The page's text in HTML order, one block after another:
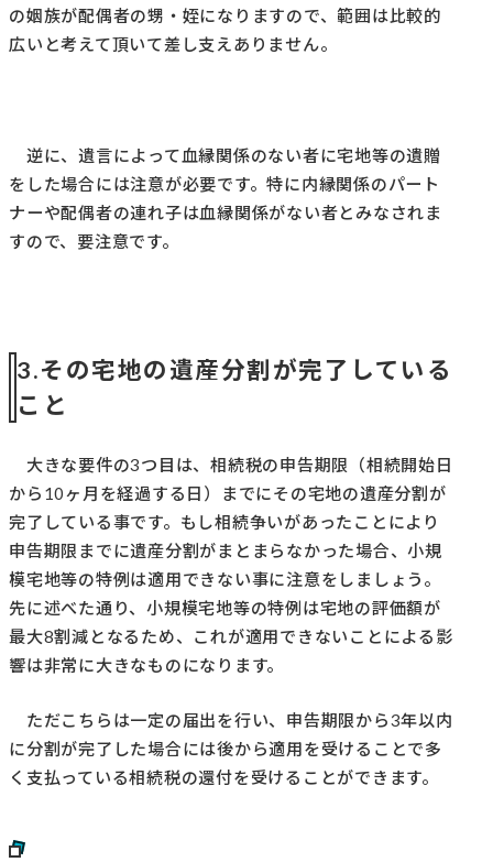
の姻族が配偶者の甥・姪になりますので、範囲は比較的
広いと考えて頂いて差し支えありません。
逆に、遺言によって血縁関係のない者に宅地等の遺贈
をした場合には注意が必要です。特に内縁関係のパート
ナーや配偶者の連れ子は血縁関係がない者とみなされま
すので、要注意です。
3.その宅地の遺産分割が完了している
こと
大きな要件の3つ目は、相続税の申告期限（相続開始日
から10ヶ月を経過する日）までにその宅地の遺産分割が
完了している事です。もし相続争いがあったことにより
申告期限までに遺産分割がまとまらなかった場合、小規
模宅地等の特例は適用できない事に注意をしましょう。
先に述べた通り、小規模宅地等の特例は宅地の評価額が
最大8割減となるため、これが適用できないことによる影
響は非常に大きなものになります。
ただこちらは一定の届出を行い、申告期限から3年以内
に分割が完了した場合には後から適用を受けることで多
く支払っている相続税の還付を受けることができます。